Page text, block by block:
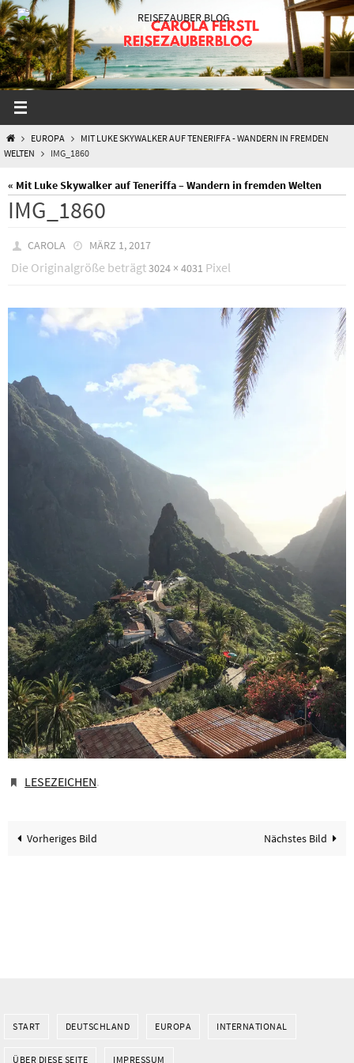
Zum
Inhalt
springen
STARTEUROPA
MIT LUKE SKYWALKER AUF TENERIFFA - WANDERN IN FREMDEN
WELTEN
IMG_1860
« Mit Luke Skywalker auf Teneriffa – Wandern in fremden Welten
IMG_1860
CAROLA MÄRZ 1, 2017
Die Originalgröße beträgt3024 × 4031 Pixel
LESEZEICHEN.
Vorheriges Bild Nächstes Bild
START DEUTSCHLAND EUROPA INTERNATIONAL
ÜBER DIESE SEITE IMPRESSUM